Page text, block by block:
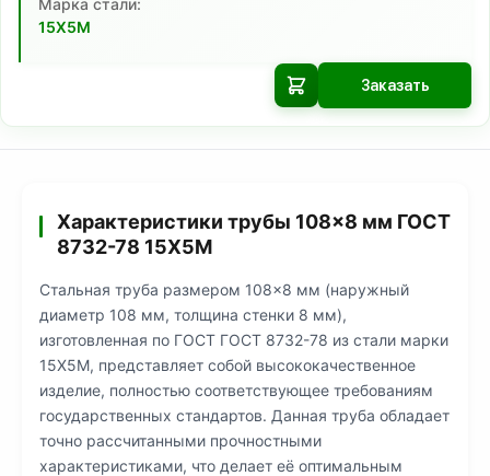
Марка стали:
15Х5М
Заказать
Характеристики трубы 108×8 мм ГОСТ
8732-78 15Х5М
Стальная труба размером 108×8 мм (наружный
диаметр 108 мм, толщина стенки 8 мм),
изготовленная по ГОСТ ГОСТ 8732-78 из стали марки
15Х5М, представляет собой высококачественное
изделие, полностью соответствующее требованиям
государственных стандартов. Данная труба обладает
точно рассчитанными прочностными
характеристиками, что делает её оптимальным